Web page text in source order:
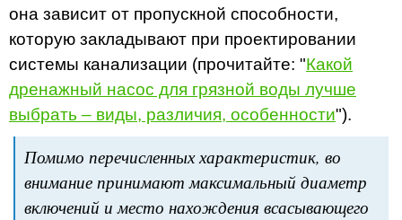
она зависит от пропускной способности,
которую закладывают при проектировании
системы канализации (прочитайте: "Какой
дренажный насос для грязной воды лучше
выбрать – виды, различия, особенности").
Помимо перечисленных характеристик, во
внимание принимают максимальный диаметр
включений и место нахождения всасывающего